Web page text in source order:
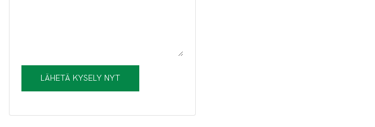
LÄHETÄ KYSELY NYT